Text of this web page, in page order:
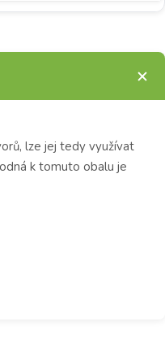
lze jej tedy využívat
k tomuto obalu je